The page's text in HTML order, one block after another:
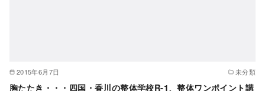
2015年6月7日 未分類
胸たたき・・・四国・香川の整体学校R-1、整体ワンポイント講